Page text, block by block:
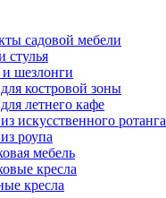
садовой мебели
стулья
шезлонги
костровой зоны
летнего кафе
искусственного ротанга
роупа
мебель
кресла
кресла